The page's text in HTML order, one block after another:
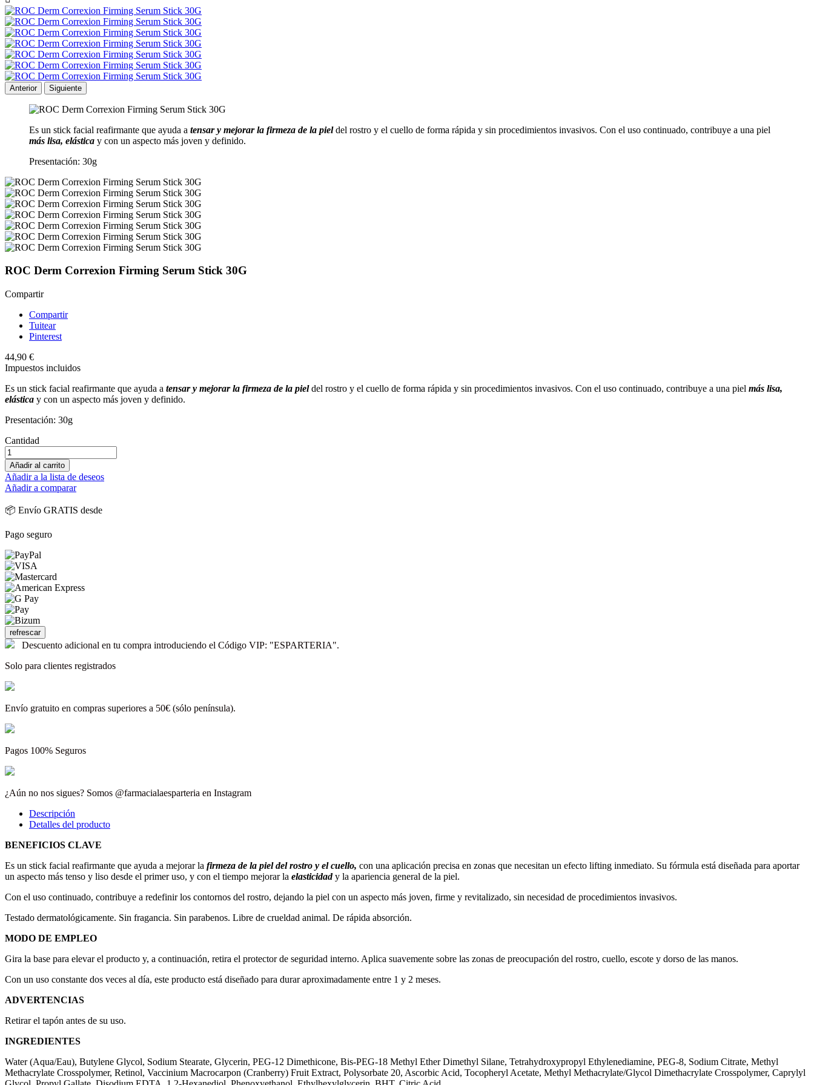
Anterior Siguiente
Es un stick facial reafirmante que ayuda a tensar y mejorar la firmeza de la piel del rostro y el cuello de forma rápida y sin procedimientos invasivos. Con el uso continuado, contribuye a una piel
más lisa, elástica y con un aspecto más joven y definido.
Presentación: 30g
ROC Derm Correxion Firming Serum Stick 30G
Compartir
Compartir
Tuitear
Pinterest
44,90 €
Impuestos incluidos
Es un stick facial reafirmante que ayuda a tensar y mejorar la firmeza de la piel del rostro y el cuello de forma rápida y sin procedimientos invasivos. Con el uso continuado, contribuye a una piel más lisa,
elástica y con un aspecto más joven y definido.
Presentación: 30g
Cantidad
Añadir al carrito
Añadir a la lista de deseos
Añadir a comparar
📦 Envío GRATIS desde
Pago seguro
Descuento adicional en tu compra introduciendo el Código VIP: "ESPARTERIA".
Solo para clientes registrados
Envío gratuito en compras superiores a 50€ (sólo península).
Pagos 100% Seguros
¿Aún no nos sigues? Somos @farmacialaesparteria en Instagram
Descripción
Detalles del producto
BENEFICIOS CLAVE
Es un stick facial reafirmante que ayuda a mejorar la firmeza de la piel del rostro y el cuello, con una aplicación precisa en zonas que necesitan un efecto lifting inmediato. Su fórmula está diseñada para aportar
un aspecto más tenso y liso desde el primer uso, y con el tiempo mejorar la elasticidad y la apariencia general de la piel.
Con el uso continuado, contribuye a redefinir los contornos del rostro, dejando la piel con un aspecto más joven, firme y revitalizado, sin necesidad de procedimientos invasivos.
Testado dermatológicamente. Sin fragancia. Sin parabenos. Libre de crueldad animal. De rápida absorción.
MODO DE EMPLEO
Gira la base para elevar el producto y, a continuación, retira el protector de seguridad interno. Aplica suavemente sobre las zonas de preocupación del rostro, cuello, escote y dorso de las manos.
Con un uso constante dos veces al día, este producto está diseñado para durar aproximadamente entre 1 y 2 meses.
ADVERTENCIAS
Retirar el tapón antes de su uso.
INGREDIENTES
Water (Aqua/Eau), Butylene Glycol, Sodium Stearate, Glycerin, PEG-12 Dimethicone, Bis-PEG-18 Methyl Ether Dimethyl Silane, Tetrahydroxypropyl Ethylenediamine, PEG-8, Sodium Citrate, Methyl
Methacrylate Crosspolymer, Retinol, Vaccinium Macrocarpon (Cranberry) Fruit Extract, Polysorbate 20, Ascorbic Acid, Tocopheryl Acetate, Methyl Methacrylate/Glycol Dimethacrylate Crosspolymer, Caprylyl